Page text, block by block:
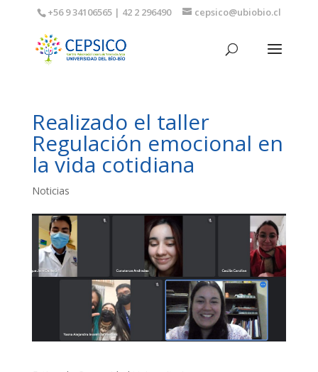
+56 9 34106565 | 42 2 296490 cepsico@ubiobio.cl
Realizado el taller
Regulación emocional en
la vida cotidiana
Noticias